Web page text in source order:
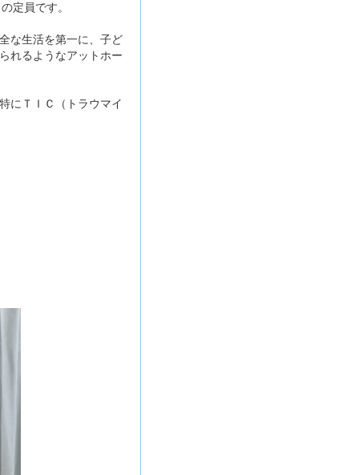
定員です。
な生活を第一に、子ど
れるようなアットホー
にＴＩＣ（トラウマイ